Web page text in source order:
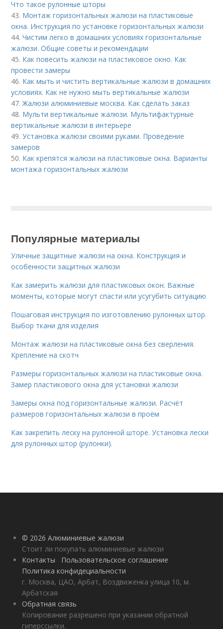
Что такое рулонные шторы
43. Монтаж горизонтальных жалюзи на пластиковые
окна. Инструкция по установке горизонтальных жалюзи
44.Чистим легко в домашних условиях горизонтальные
жалюзи. Общие советы и рекомендации
45. Как повесить жалюзи на пластиковое окно. Как
провести замеры
46. Как мыть и чистить вертикальные жалюзи в домашних
условиях. Как не нужно мыть вертикальные жалюзи
47.Жалюзи алюминиевые москва. Как сделать заказ
48. Мульти вертикальные жалюзи. Мультифактурные
вертикальные жалюзи в интерьере
49.Установка жалюзи своими руками. Проведение
замеров
50. Как крепятся жалюзи на пластиковые окна. Варианты
монтажа горизонтальных жалюзи
Популярные материалы
Уличные защитные жалюзи на окна. Конструкция и
особенности защитных жалюзи
Как замерить жалюзи для пластиковых окон. Важные
моменты, которые могут спасти или усугубить ситуацию
Пошаговая инструкция по изготовлению рулонных штор.
Выбор ткани для изделия
Монтаж жалюзи на пластиковые окна без сверления.
Крепление на скотч
Размеры горизонтальных жалюзи на пластиковые окна.
Замер пластикового окна для установки жалюзи
Замеры окна под горизонтальные жалюзи. Расчёт
размеров горизонтальных жалюзи в проём
Как закрепить леску на рулонной шторе. Установка лески
для рулонных штор (рулонки).
© 2026 Алюминиевые жалюзи
Стоит ли покупать алюминиевые жалюзи
Контакты
Пользовательское соглашение
Политика конфидециальности
г. Москва, ЦАО, Арбат, Воздвиженка улица 10, м.
Арбатская
Обратная связь
Копирование разрешено при указании обратной
гиперссылки.